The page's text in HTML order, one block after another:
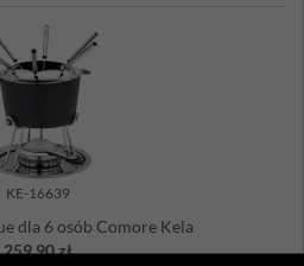
KE-16639
dla 6 osób Comore Kela
259,90 zł